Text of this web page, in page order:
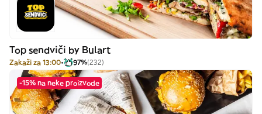
Top sendviči by Bulart
Zakaži za 13:00 97%(232)
-15% na neke proizvode